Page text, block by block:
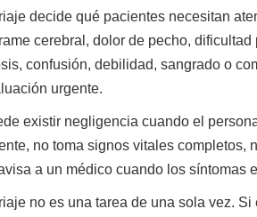
decide qué pacientes necesitan
cerebral, dolor de pecho,
confusión, debilidad, sangrado o
urgente.
existir negligencia cuando el
no toma signos vitales completos,
a un médico cuando los síntomas
no es una tarea de una sola vez.